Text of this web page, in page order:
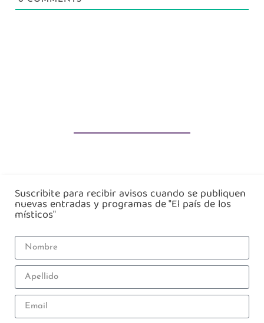
Suscribite para recibir avisos cuando se publiquen
nuevas entradas y programas de "El país de los
místicos"